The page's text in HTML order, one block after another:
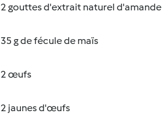
2 gouttes d'extrait naturel d'amande
35 g de fécule de maïs
2 œufs
2 jaunes d'œufs